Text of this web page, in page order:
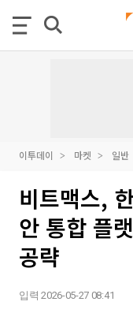
이투데이 마켓 일반
비트맥스,
안 통합 플
공략
입력 2026-05-27 08:41